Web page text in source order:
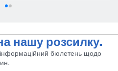
нашу розсилку.
бюлетень щодо